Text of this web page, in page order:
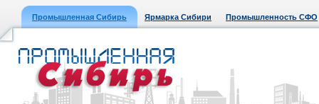
Промышленная Сибирь Ярмарка Сибири Промышленность СФО